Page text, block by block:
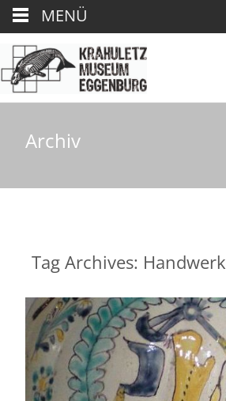
Archiv
Tag Archives: Handwerk
MENÜ